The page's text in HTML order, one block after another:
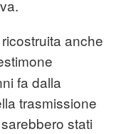
anche
fa dalla
trasmissione
sarebbero stati